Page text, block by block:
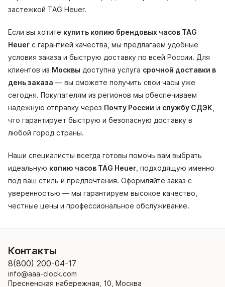
застежкой TAG Heuer.
Если вы хотите купить копию брендовых часов TAG
Heuer с гарантией качества, мы предлагаем удобные
условия заказа и быструю доставку по всей России. Для
клиентов из Москвы доступна услуга срочной доставки в
день заказа — вы сможете получить свои часы уже
сегодня. Покупателям из регионов мы обеспечиваем
надежную отправку через Почту России и службу СДЭК
что гарантирует быструю и безопасную доставку в
любой город страны.
Наши специалисты всегда готовы помочь вам выбрать
идеальную копию часов TAG Heuer , подходящую именно
под ваш стиль и предпочтения. Оформляйте заказ с
уверенностью — мы гарантируем высокое качество,
честные цены и профессиональное обслуживание.
Контакты
8(800) 200-04-17
info@aaa-clock.com
Пресненская набережная, 10, Москва